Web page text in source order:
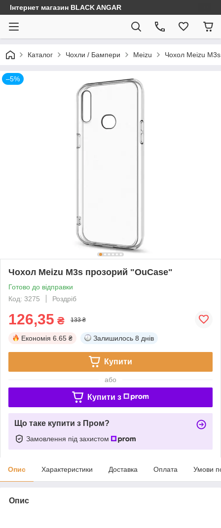
Інтернет магазин BLACK ANGAR
Каталог Чохли / Бампери Meizu Чохол Meizu
–5%
Чохол Meizu M3s прозорий "OuCase"
Готово до відправки
Код: 3275
Роздріб
126,35 ₴ 133 ₴
Економія 6.65 ₴ Залишилось 8 днів
Купити
або
Купити з
Що таке купити з Пром?
Замовлення під захистом
Опис Характеристики Доставка Оплата Умови
Опис